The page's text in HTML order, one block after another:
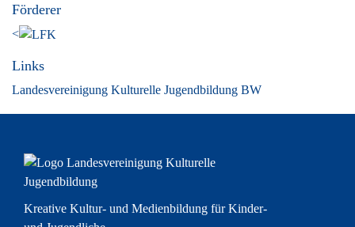
Förderer
<
Links
Landesvereinigung Kulturelle Jugendbildung BW
Kreative Kultur- und Medienbildung für Kinder-